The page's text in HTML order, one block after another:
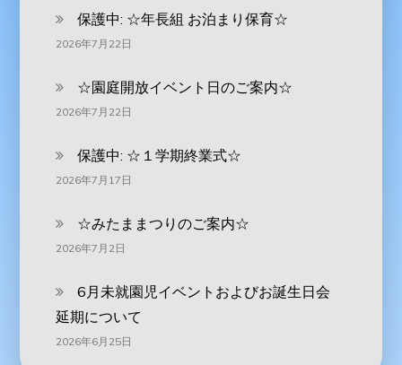
保護中: ‪☆年長組 お泊まり保育☆
2026年7月22日
☆園庭開放イベント日のご案内☆
2026年7月22日
保護中: ☆１学期終業式☆
2026年7月17日
☆みたままつりのご案内☆
2026年7月2日
6月未就園児イベントおよびお誕生日会
延期について
2026年6月25日